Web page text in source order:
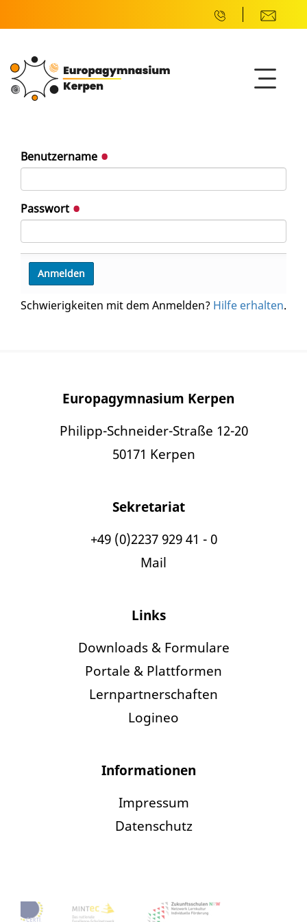
Benutzername
Passwort
Schwierigkeiten mit dem Anmelden? Hilfe erhalten.
Europagymnasium Kerpen
Philipp-Schneider-Straße 12-20
50171 Kerpen
Sekretariat
+49 (0)2237 929 41 - 0
Mail
Links
Downloads & Formulare
Portale & Plattformen
Lernpartnerschaften
Logineo
Informationen
Impressum
Datenschutz